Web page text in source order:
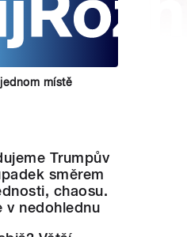
místě
Trumpův
směrem
chaosu.
v nedohlednu